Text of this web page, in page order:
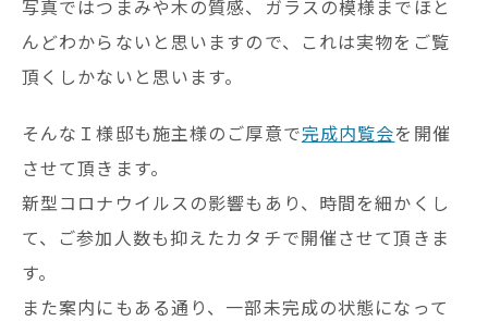
写真ではつまみや木の質感、ガラスの模様までほと
んどわからないと思いますので、これは実物をご覧
頂くしかないと思います。
そんなＩ様邸も施主様のご厚意で完成内覧会を開催
させて頂きます。
新型コロナウイルスの影響もあり、時間を細かくし
て、ご参加人数も抑えたカタチで開催させて頂きま
す。
また案内にもある通り、一部未完成の状態になって